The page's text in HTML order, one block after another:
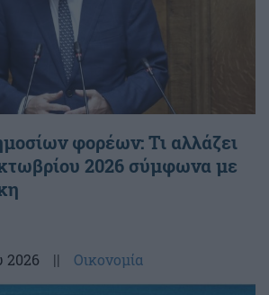
φορέων: Τι αλλάζει
2026 σύμφωνα με
2026 || Οικονομία